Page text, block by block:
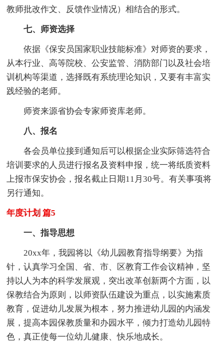
教师批改作文、反馈作业情况）相结合的形式。
七、师资选择
依据《保安员国家职业技能标准》对师资的要求，
从本行业、高等院校、公安监管、消防部门以及社会培
训机构等渠道，选择既有系统理论知识，又要有丰富实
践经验的老师。
师资来源省协会专家师资库老师。
八、报名
各会员单位接到通知后可以根据企业实际筛选符合
培训要求的人员进行报名及资料申报，统一将纸质资料
上报市保安协会，报名截止日期11月30号。有关事项将
另行通知。
年度计划 篇5
一、指导思想
20xx年，我园将以《幼儿园教育指导纲要》为指
针，认真学习全国、省、市、区教育工作会议精神，坚
持以人为本的科学发展观，突出改革创新两个方面，以
保教结合为原则，以师资队伍建设为重点，以实施素质
教育，促进幼儿发展为根本，努力推进幼儿园的内涵发
展，提高本园保教质量和办园水平，倾力打造幼儿园特
色，真正使每一位幼儿健康、快乐地成长。